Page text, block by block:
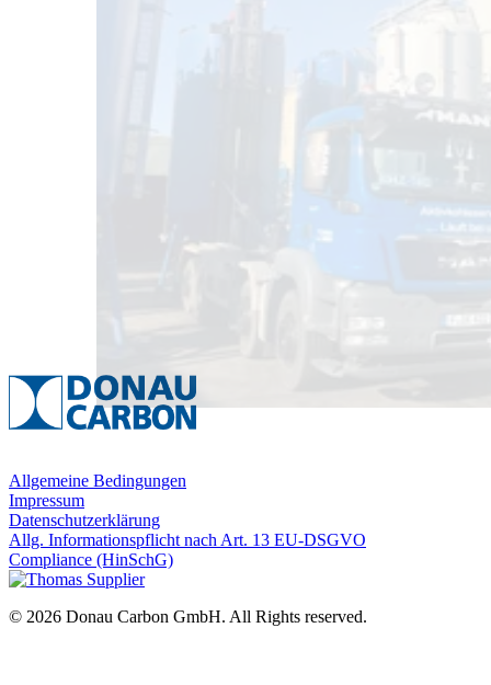
Allgemeine Bedingungen
Impressum
Datenschutzerklärung
Allg. Informationspflicht nach Art. 13 EU-DSGVO
Compliance (HinSchG)
© 2026 Donau Carbon GmbH. All Rights reserved.